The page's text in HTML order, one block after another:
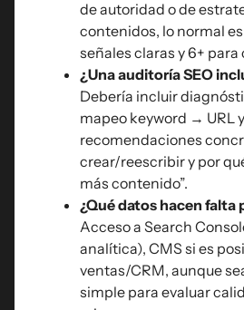
de autoridad o de
contenidos, lo normal
señales claras y 6+
¿Una auditoría SEO
Debería incluir
mapeo keyword → URL y
recomendaciones
crear/reescribir y por
más contenido”.
¿Qué datos hacen falta
Acceso a Search
analítica), CMS si es
ventas/CRM, aunque
simple para evaluar